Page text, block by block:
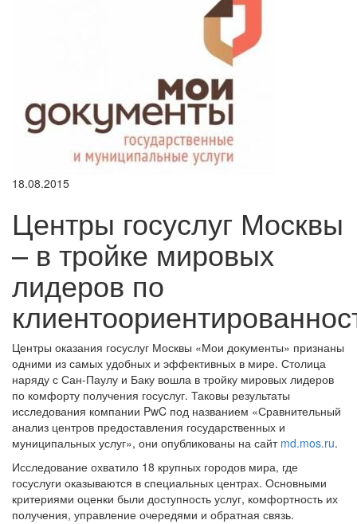
18.08.2015
Центры госуслуг Москвы
– в тройке мировых
лидеров по
Центры оказания госуслуг Москвы «Мои документы» признаны
одними из самых удобных и эффективных в мире. Столица
наряду с Сан-Паулу и Баку вошла в тройку мировых лидеров
по комфорту получения госуслуг. Таковы результаты
исследования компании PwC под названием «Сравнительный
анализ центров предоставления государственных и
муниципальных услуг», они опубликованы на сайт md.mos.ru.
Исследование охватило 18 крупных городов мира, где
госуслуги оказываются в специальных центрах. Основными
критериями оценки были доступность услуг, комфортность их
получения, управление очередями и обратная связь.